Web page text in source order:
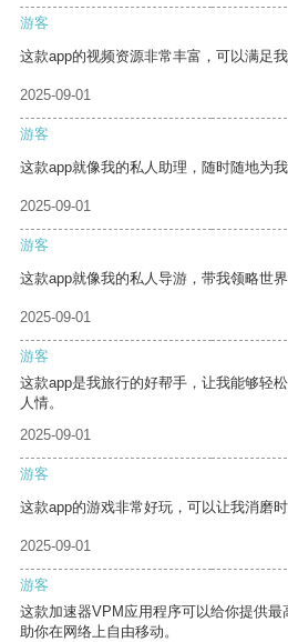
游客
这款app的视频资源非常丰富，可以满足我
2025-09-01
游客
这款app就像我的私人助理，随时随地为我
2025-09-01
游客
这款app就像我的私人导游，带我领略世界
2025-09-01
游客
这款app是我旅行的好帮手，让我能够轻
人情。
2025-09-01
游客
这款app的游戏非常好玩，可以让我消磨时
2025-09-01
游客
这款加速器VPM应用程序可以给你提供
助你在网络上自由移动。